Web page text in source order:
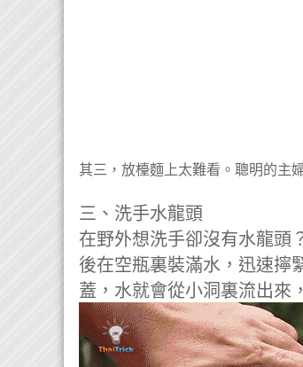
其三，放檯麵上太難看。聰明的主
三、洗手水龍頭
在野外想洗手卻沒有水龍頭
後在空瓶裏裝滿水，迅速擰
蓋，水就會從小洞裏流出來